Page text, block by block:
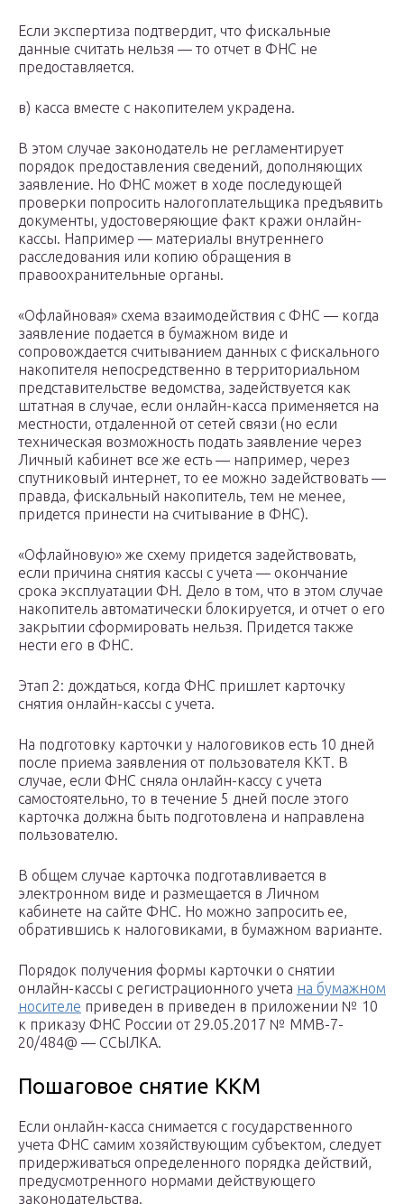
Если экспертиза подтвердит, что фискальные
данные считать нельзя — то отчет в ФНС не
предоставляется.
в) касса вместе с накопителем украдена.
В этом случае законодатель не регламентирует
порядок предоставления сведений, дополняющих
заявление. Но ФНС может в ходе последующей
проверки попросить налогоплательщика предъявить
документы, удостоверяющие факт кражи онлайн-
кассы. Например — материалы внутреннего
расследования или копию обращения в
правоохранительные органы.
«Офлайновая» схема взаимодействия с ФНС — когда
заявление подается в бумажном виде и
сопровождается считыванием данных с фискального
накопителя непосредственно в территориальном
представительстве ведомства, задействуется как
штатная в случае, если онлайн-касса применяется на
местности, отдаленной от сетей связи (но если
техническая возможность подать заявление через
Личный кабинет все же есть — например, через
спутниковый интернет, то ее можно задействовать —
правда, фискальный накопитель, тем не менее,
придется принести на считывание в ФНС).
«Офлайновую» же схему придется задействовать,
если причина снятия кассы с учета — окончание
срока эксплуатации ФН. Дело в том, что в этом случае
накопитель автоматически блокируется, и отчет о его
закрытии сформировать нельзя. Придется также
нести его в ФНС.
Этап 2: дождаться, когда ФНС пришлет карточку
снятия онлайн-кассы с учета.
На подготовку карточки у налоговиков есть 10 дней
после приема заявления от пользователя ККТ. В
случае, если ФНС сняла онлайн-кассу с учета
самостоятельно, то в течение 5 дней после этого
карточка должна быть подготовлена и направлена
пользователю.
В общем случае карточка подготавливается в
электронном виде и размещается в Личном
кабинете на сайте ФНС. Но можно запросить ее,
обратившись к налоговиками, в бумажном варианте.
Порядок получения формы карточки о снятии
онлайн-кассы с регистрационного учета на бумажном
носителе приведен в приведен в приложении № 10
к приказу ФНС России от 29.05.2017 № ММВ-7-
20/484@ — ССЫЛКА.
Пошаговое снятие ККМ
Если онлайн-касса снимается с государственного
учета ФНС самим хозяйствующим субъектом, следует
придерживаться определенного порядка действий,
предусмотренного нормами действующего
законодательства.